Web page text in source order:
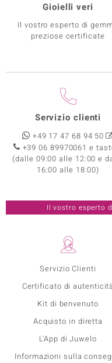
Servizio Clienti
Certificato di autenticità
Kit di benvenuto
Acquisto in diretta
L'App di Juwelo
Informazioni sulla
Gioielli veri
Il vostro esperto di
preziose certificate
Servizio clienti
+49 17 47 68 94 50
+39 06 89970061 e
(dalle 09:00 alle 12:00 e
16:00 alle 18:00)
Il vostro esperto